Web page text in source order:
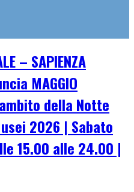
– SAPIENZA
MAGGIO
della Notte
2026 | Sabato
15.00 alle 24.00 |